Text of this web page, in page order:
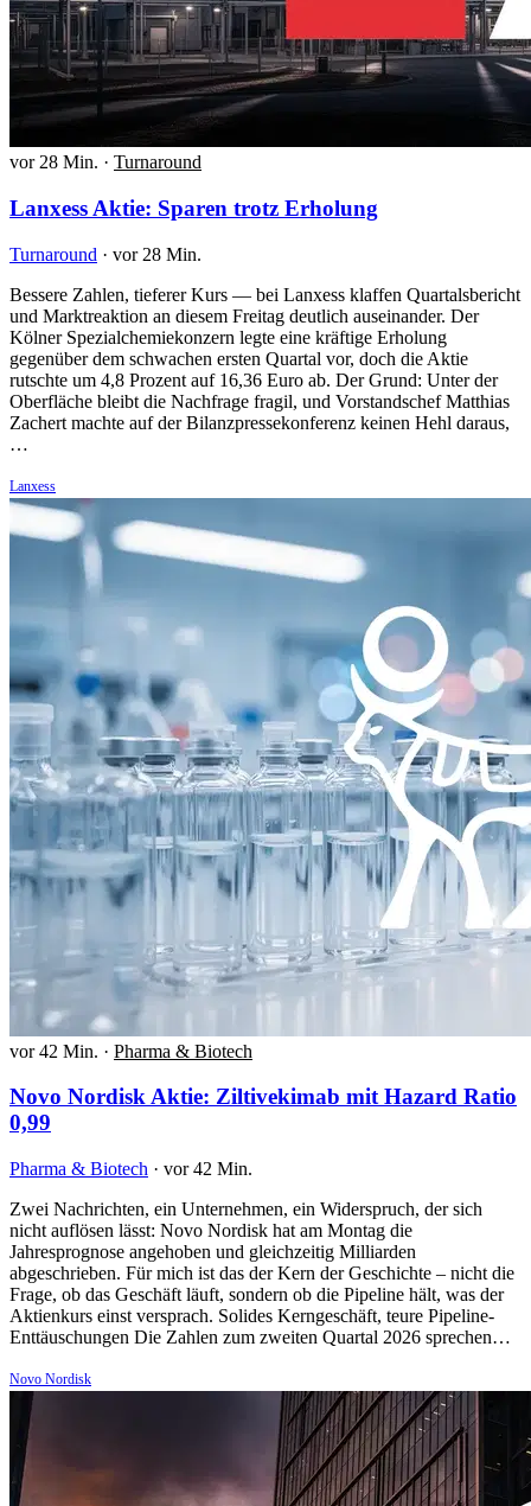
vor 28 Min. · Turnaround
Lanxess Aktie: Sparen trotz Erholung
Turnaround · vor 28 Min.
Bessere Zahlen, tieferer Kurs — bei Lanxess klaffen Quartalsbericht
und Marktreaktion an diesem Freitag deutlich auseinander. Der
Kölner Spezialchemiekonzern legte eine kräftige Erholung
gegenüber dem schwachen ersten Quartal vor, doch die Aktie
rutschte um 4,8 Prozent auf 16,36 Euro ab. Der Grund: Unter der
Oberfläche bleibt die Nachfrage fragil, und Vorstandschef Matthias
Zachert machte auf der Bilanzpressekonferenz keinen Hehl daraus,
…
Lanxess
vor 42 Min. · Pharma & Biotech
Novo Nordisk Aktie: Ziltivekimab mit Hazard Ratio
0,99
Pharma & Biotech · vor 42 Min.
Zwei Nachrichten, ein Unternehmen, ein Widerspruch, der sich
nicht auflösen lässt: Novo Nordisk hat am Montag die
Jahresprognose angehoben und gleichzeitig Milliarden
abgeschrieben. Für mich ist das der Kern der Geschichte – nicht die
Frage, ob das Geschäft läuft, sondern ob die Pipeline hält, was der
Aktienkurs einst versprach. Solides Kerngeschäft, teure Pipeline-
Enttäuschungen Die Zahlen zum zweiten Quartal 2026 sprechen…
Novo Nordisk